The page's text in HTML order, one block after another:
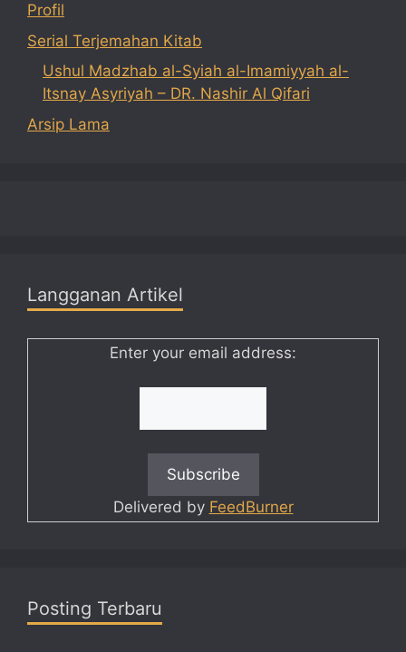
Profil
Serial Terjemahan Kitab
Ushul Madzhab al-Syiah al-Imamiyyah al-
Itsnay Asyriyah – DR. Nashir Al Qifari
Arsip Lama
Langganan Artikel
Enter your email address:
Delivered by FeedBurner
Posting Terbaru